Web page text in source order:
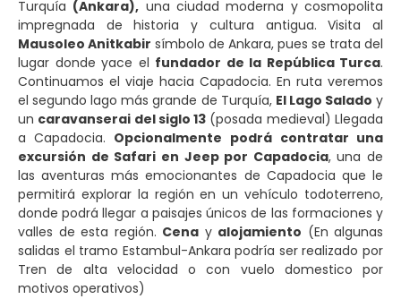
Turquía (Ankara), una ciudad moderna y cosmopolita
impregnada de historia y cultura antigua. Visita al
Mausoleo Anitkabir símbolo de Ankara, pues se trata del
lugar donde yace el fundador de la República Turca.
Continuamos el viaje hacia Capadocia. En ruta veremos
el segundo lago más grande de Turquía, El Lago Salado y
un caravanserai del siglo 13 (posada medieval) Llegada
a Capadocia. Opcionalmente podrá contratar una
excursión de Safari en Jeep por Capadocia, una de
las aventuras más emocionantes de Capadocia que le
permitirá explorar la región en un vehículo todoterreno,
donde podrá llegar a paisajes únicos de las formaciones y
valles de esta región. Cena y alojamiento (En algunas
salidas el tramo Estambul-Ankara podría ser realizado por
Tren de alta velocidad o con vuelo domestico por
motivos operativos)